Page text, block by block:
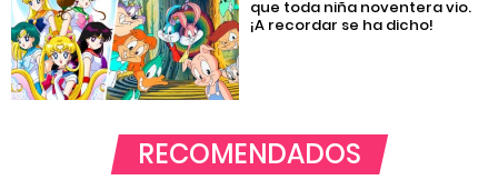
que toda niña noventera vio.
¡A recordar se ha dicho!
RECOMENDADOS